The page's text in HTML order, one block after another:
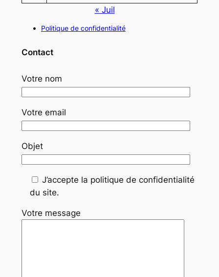
« Juil
Politique de confidentialité
Contact
Votre nom
Votre email
Objet
J’accepte la politique de confidentialité
du site.
Votre message